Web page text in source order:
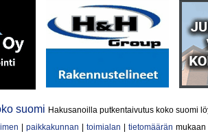
suomi Hakusanoilla putkentaivutus koko suomi
paikkakunnan toimialan tietomäärän mukaan